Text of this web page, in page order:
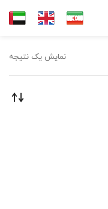
نمایش یک نتیجه